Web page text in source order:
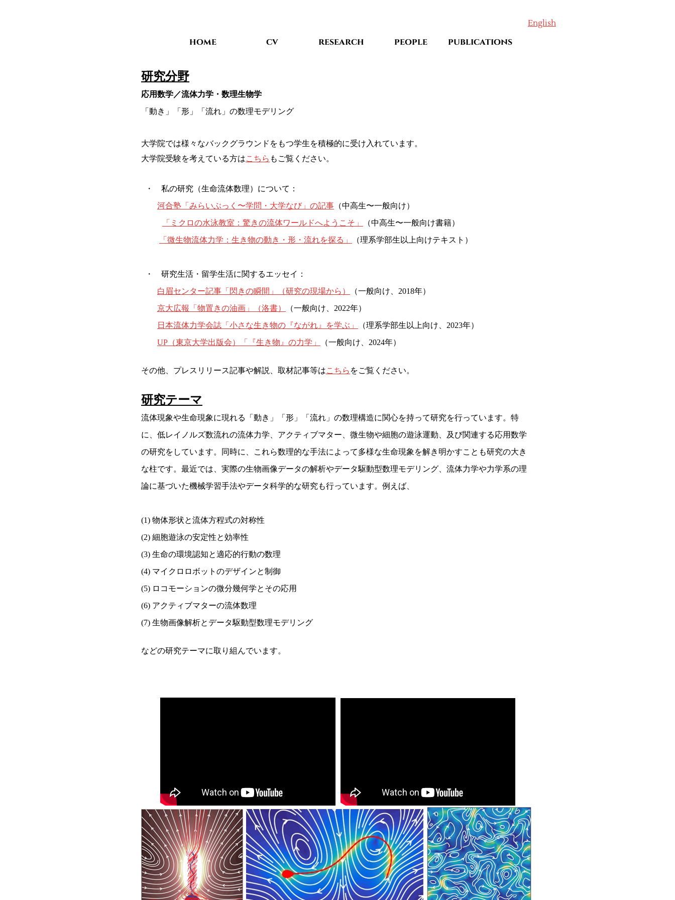
home cv research people publications
English
研究分野
応用数学／流体力学・数理生物学
「動き」「形」「流れ」の数理モデリング
大学院では様々なバックグラウンドをもつ学生を積極的に受け入れています。
大学院受験を考えている方はこちら もご覧ください。
・ 私の研究（生命流体数理）について：
河合塾「みらいぶっく〜学問・大学なび」の記事 （中高生〜一般向け）
「ミクロの水泳教室：驚きの流体ワールドへようこそ」
（中高生〜一般向け書籍）
「微生物流体力学：生き物の動き・形・流れを探る」
（理系学部生以上向けテキスト）
・ 研究生活・留学生活に関するエッセイ：
白眉センター記事「閃きの瞬間」（研究の現場から）
（一般向け、2018年）
京大広報「物置きの油画」（洛書）
（一般向け、2022年）
日本流体力学会誌「小さな生き物の『ながれ』を学ぶ」
（理系学部生以上向け、2023年）
UP（東京大学出版会）「『生き物』の力学」
（一般向け、2024年）
その他、プレスリリース記事や解説、取材記事等はこちら をご覧ください。
研究テーマ
流体現象や生命現象に現れる「動き」「形」「流れ」の数理構造に関心を持って研究を行っています。特
に、低レイノルズ数流れの流体力学、アクティブマター、微生物や細胞の遊泳運動、及び関連する応用数学
の研究をしています。同時に、これら数理的な手法によって多様な生命現象を解き明かすことも研究の大き
な柱です。最近では、実際の生物画像データの解析やデータ駆動型数理モデリング、流体力学や力学系の理
論に基づいた機械学習手法やデータ科学的な研究も行っています。例えば、
(1) 物体形状と流体方程式の対称性
(2) 細胞遊泳の安定性と効率性
(3) 生命の環境認知と適応的行動の数理
(4) マイクロロボットのデザインと制御
(5) ロコモーションの微分幾何学とその応用
(6) アクティブマターの流体数理
(7) 生物画像解析とデータ駆動型数理モデリング
などの研究テーマに取り組んでいます。